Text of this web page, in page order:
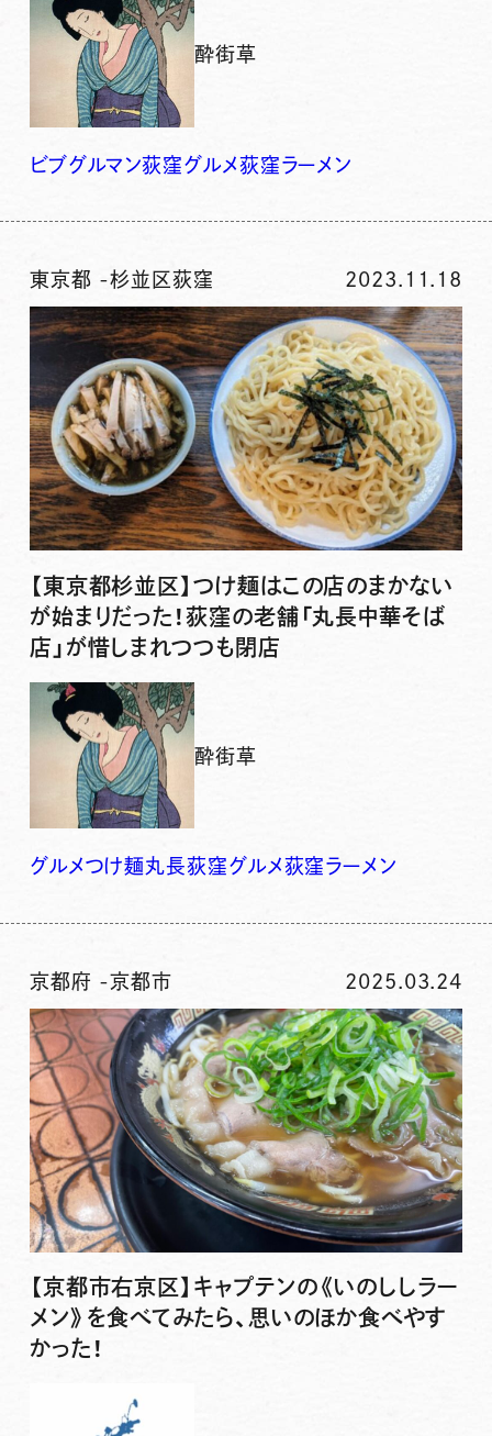
酔街草
ビブグルマン荻窪グルメ荻窪ラーメン
東京都 -杉並区荻窪 2023.11.18
【東京都杉並区】つけ麺はこの店のまかない
が始まりだった！荻窪の老舗「丸長中華そば
店」が惜しまれつつも閉店
酔街草
グルメつけ麺丸長荻窪グルメ荻窪ラーメン
京都府 -京都市 2025.03.24
【京都市右京区】キャプテンの《いのししラー
メン》を食べてみたら、思いのほか食べやす
かった！